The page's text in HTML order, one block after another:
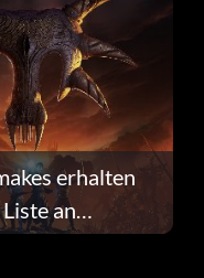
erhalten
an